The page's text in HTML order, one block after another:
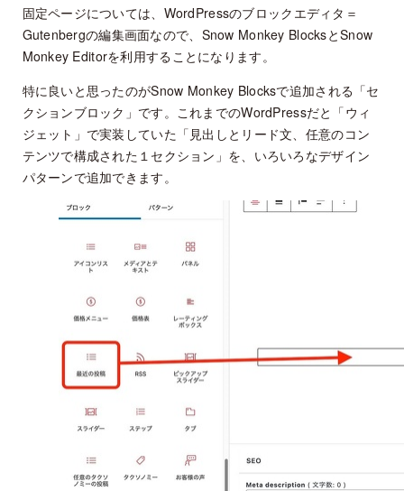
固定ページについては、WordPressのブロックエディタ＝
Gutenbergの編集画面なので、Snow Monkey BlocksとSnow
Monkey Editorを利用することになります。
特に良いと思ったのがSnow Monkey Blocksで追加される「セ
クションブロック」です。これまでのWordPressだと「ウィ
ジェット」で実装していた「見出しとリード文、任意のコン
テンツで構成された１セクション」を、いろいろなデザイン
パターンで追加できます。